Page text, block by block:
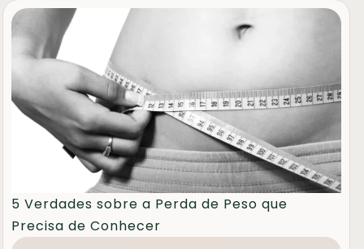
5 Verdades sobre a Perda de Peso que
Precisa de Conhecer